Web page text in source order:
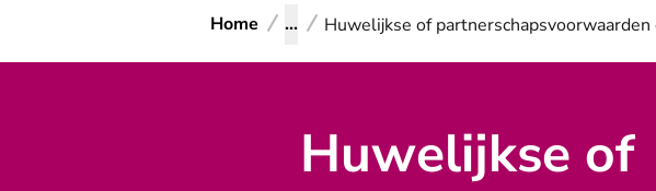
Home ... Huwelijkse of
Huwelijkse of